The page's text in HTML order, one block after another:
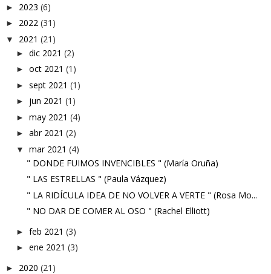
► 2023 (6)
► 2022 (31)
▼ 2021 (21)
► dic 2021 (2)
► oct 2021 (1)
► sept 2021 (1)
► jun 2021 (1)
► may 2021 (4)
► abr 2021 (2)
▼ mar 2021 (4)
" DONDE FUIMOS INVENCIBLES " (María Oruña)
" LAS ESTRELLAS " (Paula Vázquez)
" LA RIDÍCULA IDEA DE NO VOLVER A VERTE " (Rosa Mo...
" NO DAR DE COMER AL OSO " (Rachel Elliott)
► feb 2021 (3)
► ene 2021 (3)
► 2020 (21)